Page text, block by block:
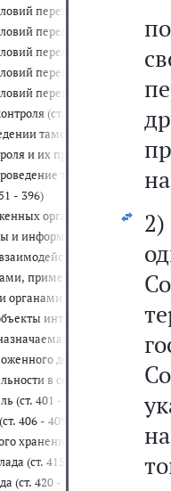
перемещения через
перемещения через
перемещения через
перемещения через
перемещения через
(ст. 310 - 350)
таможенного контроля
и их применение (ст. 322
таможенного
- 396)
органах (ст. 351 - 364)
и информационные
таможенных
применяемая
товаров и
интеллектуальной
таможенными
дела.
в сфере таможенного
(ст. 401 - 405)
406 - 409)
хранения (ст. 410 - 414)
(ст. 415 - 419)
(ст. 420 - 424)